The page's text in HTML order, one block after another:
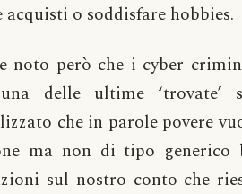
acquisti o soddisfare hobbies.
noto però che i cyber
delle ultime ‘trovate’
che in parole povere
ma non di tipo
sul nostro conto che